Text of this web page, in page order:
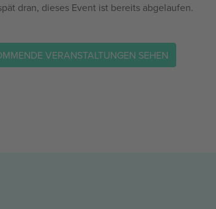
dran, dieses Event ist bereits abgelaufen.
VERANSTALTUNGEN SEHEN